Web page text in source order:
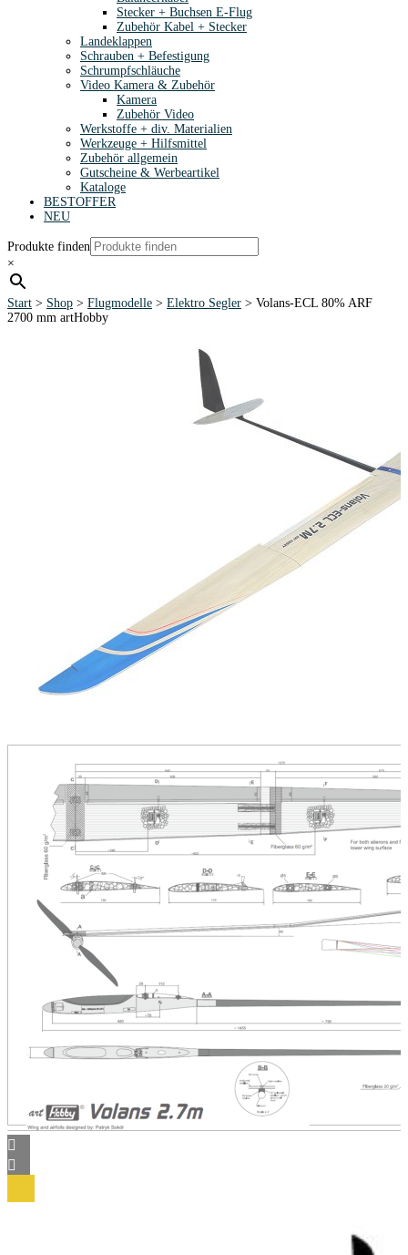
Stecker + Buchsen E-Flug
Zubehör Kabel + Stecker
Landeklappen
Schrauben + Befestigung
Schrumpfschläuche
Video Kamera & Zubehör
Kamera
Zubehör Video
Werkstoffe + div. Materialien
Werkzeuge + Hilfsmittel
Zubehör allgemein
Gutscheine & Werbeartikel
Kataloge
BESTOFFER
NEU
Produkte finden
×
Start > Shop > Flugmodelle > Elektro Segler > Volans-ECL 80% ARF
2700 mm artHobby